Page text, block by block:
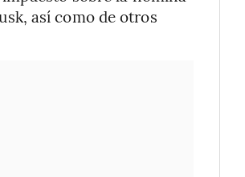
así como de otros